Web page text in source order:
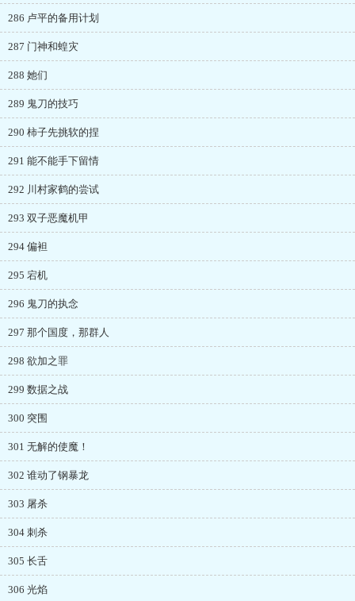
286 卢平的备用计划
287 门神和蝗灾
288 她们
289 鬼刀的技巧
290 柿子先挑软的捏
291 能不能手下留情
292 川村家鹤的尝试
293 双子恶魔机甲
294 偏袒
295 宕机
296 鬼刀的执念
297 那个国度，那群人
298 欲加之罪
299 数据之战
300 突围
301 无解的使魔！
302 谁动了钢暴龙
303 屠杀
304 刺杀
305 长舌
306 光焰